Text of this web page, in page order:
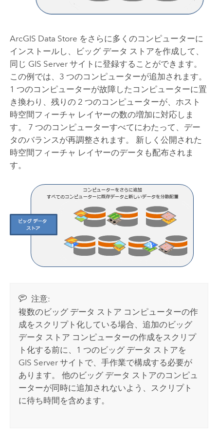
ArcGIS Data Store をさらに多くのコンピューターに
インストールし、ビッグ データ ストアを作成して、
同じ GIS Serverサイトに登録することができます。
この例では、3 つのコンピューターが追加されます。
1 つのコンピューターが故障したコンピューターに置
き換わり、残りの 2 つのコンピューターが、ホスト
時空間フィーチャ レイヤーの数の増加に対応しま
す。 7 つのコンピューターすべてにわたって、デー
タのバランスが再調整されます。 新しく公開された
時空間フィーチャ レイヤーのデータも配布されま
す。
注意:
複数のビッグ データ ストア コンピューターの作
成をスクリプト化している場合、追加のビッグ
データ ストア コンピューターの作成をスクリプ
ト化する前に、1 つのビッグ データ ストアを
GIS Server サイトで、手作業で構成する必要が
あります。 他のビッグ データ ストアのコンピュ
ーターが同時に追加されないよう、スクリプト
に待ち時間を含めます。